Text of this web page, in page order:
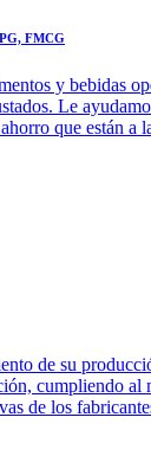
FMCG
y bebidas
Le
que están a
de su
cumpliendo al
de los